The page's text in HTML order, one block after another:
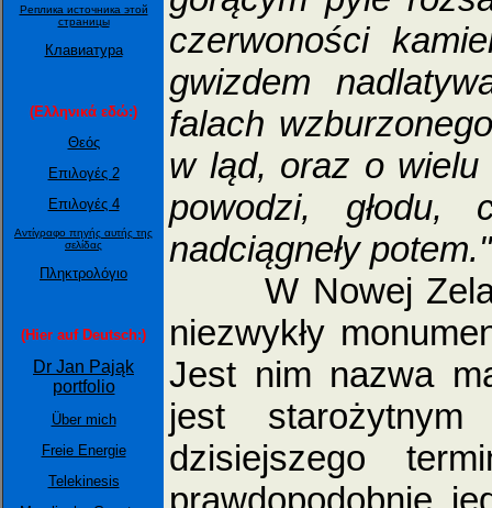
Peпликa иcтoчникa этoй
cтрaницы
Клавиатура
(Ελληνικά εδώ:)
Θεός
Επιλογές 2
Επιλογές 4
Αντίγραφο πηγής αυτής της
σελίδας
Πληκτρολόγιο
(Hier auf Deutsch:)
Dr Jan Pająk
portfolio
Über mich
Freie Energie
Telekinesis
czerwoności
gwizdem
falach
w ląd, oraz o wielu
powodzi, głodu,
nadciągneły potem."
W Nowej
niezwykły
Jest nim nazwa
jest starożytnym
dzisiejszego
prawdopodobnie